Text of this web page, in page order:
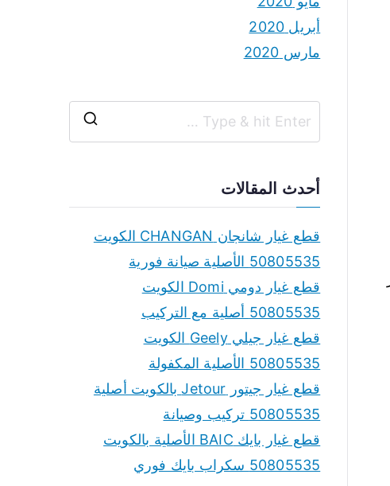
أبريل 2020
مارس 2020
r
أحدث المقالات
قطع غيار شانجان CHANGAN الكويت
50805535 الأصلية صيانة فورية
قطع غيار دومي Domi الكويت
50805535 أصلية مع التركيب
قطع غيار جيلي Geely الكويت
50805535 الأصلية المكفولة
قطع غيار جيتور Jetour بالكويت أصلية
50805535 تركيب وصيانة
قطع غيار بايك BAIC الأصلية بالكويت
50805535 سكراب بايك فوري